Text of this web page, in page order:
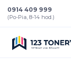
0914 409 999
(Po-Pia, 8-14 hod.)